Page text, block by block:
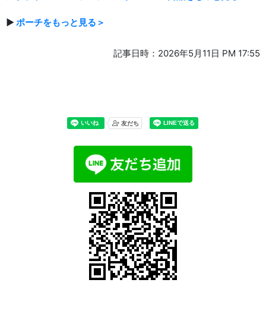
▶ポーチをもっと見る＞
記事日時：2026年5月11日 PM 17:55